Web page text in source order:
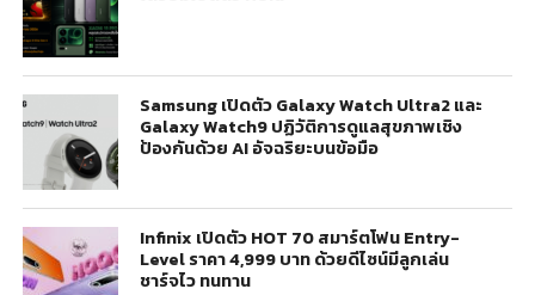
Samsung เปิดตัว Galaxy Watch Ultra2 และ
Galaxy Watch9 ปฏิวัติการดูแลสุขภาพเชิง
ป้องกันด้วย AI อัจฉริยะบนข้อมือ
Infinix เปิดตัว HOT 70 สมาร์ตโฟน Entry-
Level ราคา 4,999 บาท ด้วยดีไซน์มีลูกเล่น
ชาร์จไว ทนทาน